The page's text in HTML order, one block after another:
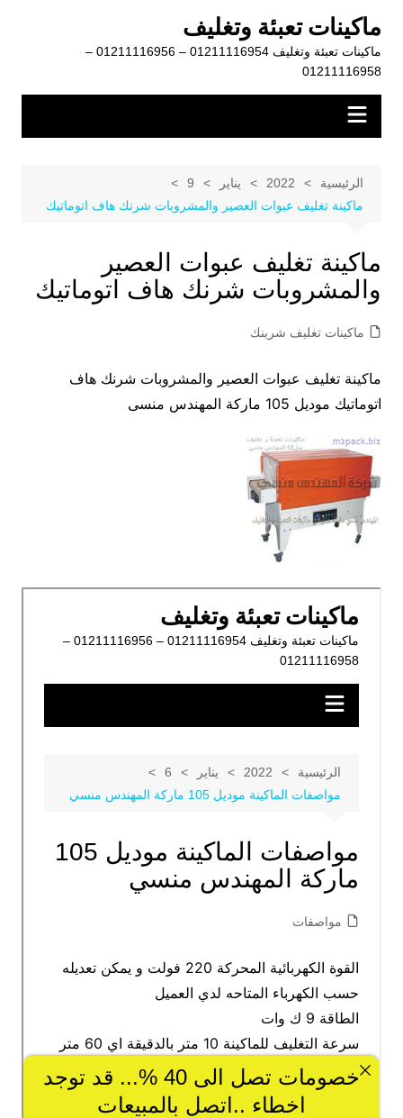
المحتوى
ماكينات تعبئة وتغليف
ماكينات تعبئة وتغليف 01211116954 – 01211116956 –
01211116958
الرئيسية 2022 يناير
9
ماكينة تغليف عبوات العصير والمشروبات شرنك هاف اتوماتيك
ماكينة تغليف عبوات العصير
والمشروبات شرنك هاف اتوماتيك
ماكينات تغليف شرينك
ماكينة تغليف عبوات العصير والمشروبات شرنك هاف
اتوماتيك موديل 105 ماركة المهندس منسى